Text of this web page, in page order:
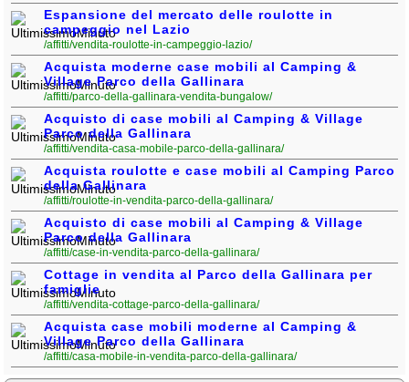
Espansione del mercato delle roulotte in
campeggio nel Lazio
/affitti/vendita-roulotte-in-campeggio-lazio/
Acquista moderne case mobili al Camping &
Village Parco della Gallinara
/affitti/parco-della-gallinara-vendita-bungalow/
Acquisto di case mobili al Camping & Village
Parco della Gallinara
/affitti/vendita-casa-mobile-parco-della-gallinara/
Acquista roulotte e case mobili al Camping Parco
della Gallinara
/affitti/roulotte-in-vendita-parco-della-gallinara/
Acquisto di case mobili al Camping & Village
Parco della Gallinara
/affitti/case-in-vendita-parco-della-gallinara/
Cottage in vendita al Parco della Gallinara per
famiglie
/affitti/vendita-cottage-parco-della-gallinara/
Acquista case mobili moderne al Camping &
Village Parco della Gallinara
/affitti/casa-mobile-in-vendita-parco-della-gallinara/